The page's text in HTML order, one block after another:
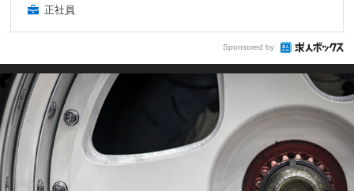
正社員
Sponsored by